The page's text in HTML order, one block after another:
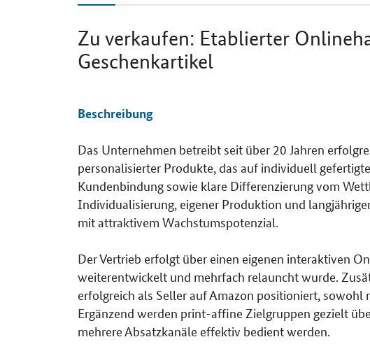
Zu verkaufen: Etablierter
Geschenkartikel
Details
Beschreibung
Das Unternehmen betreibt seit über 20 Jahren
personalisierter Produkte, das auf individuell
Kundenbindung sowie klare Differenzierung vom
Individualisierung, eigener Produktion und
mit attraktivem Wachstumspotenzial.
Der Vertrieb erfolgt über einen eigenen interaktiven
weiterentwickelt und mehrfach relauncht wurde.
erfolgreich als Seller auf Amazon positioniert, sowohl
Ergänzend werden print-affine Zielgruppen gezielt
mehrere Absatzkanäle effektiv bedient werden.